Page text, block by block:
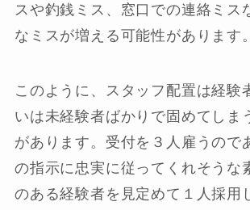
スや釣銭ミス、窓口での連絡ミス
なミスが増える可能性があります。
このように、スタッフ配置は経験
いは未経験者ばかりで固めてしま
があります。受付を３人雇うので
の指示に忠実に従ってくれそうな
のある経験者を見定めて１人採用